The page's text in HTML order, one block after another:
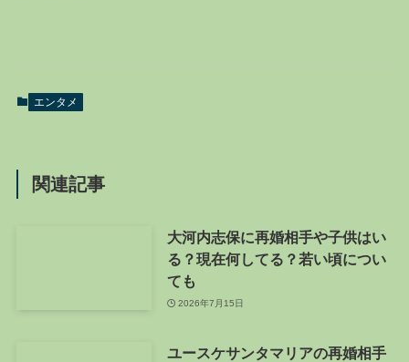
エンタメ
関連記事
大河内志保に再婚相手や子供はい
る？現在何してる？若い頃につい
ても
2026年7月15日
ユースケサンタマリアの再婚相手